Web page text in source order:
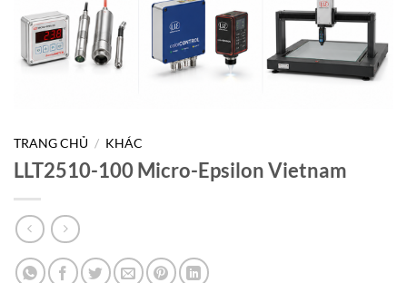
TRANG CHỦ / KHÁC
LLT2510-100 Micro-Epsilon Vietnam